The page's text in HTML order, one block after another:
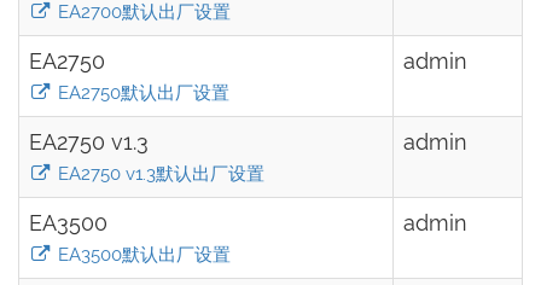
EA2700默认出厂设置
EA2750
EA2750默认出厂设置
admin
EA2750 v1.3
EA2750 v1.3默认出厂设置
admin
EA3500
EA3500默认出厂设置
admin